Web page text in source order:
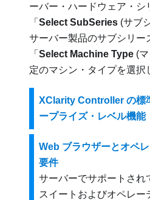
ーバー・ハードウェア・シ
「 Select SubSeries (サブ
サーバー製品のサブシリー
「 Select Machine Type (
定のマシン・タイプを選択
XClarity Controller の標
ープライズ・レベル機能
Web ブラウザーとオペ
要件
サーバーでサポートされ
スイートおよびオペレー